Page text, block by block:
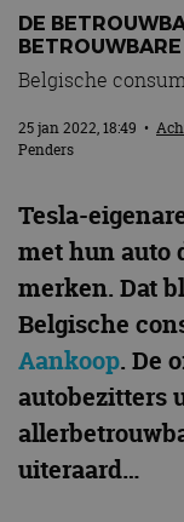
MotorRAI.nl
DE
Belgische
25 jan 2022, 18:49 •
Penders
Tesla-
met hun auto
merken. Dat
Belgische
Aankoop. De
autobezitters
uiteraard…